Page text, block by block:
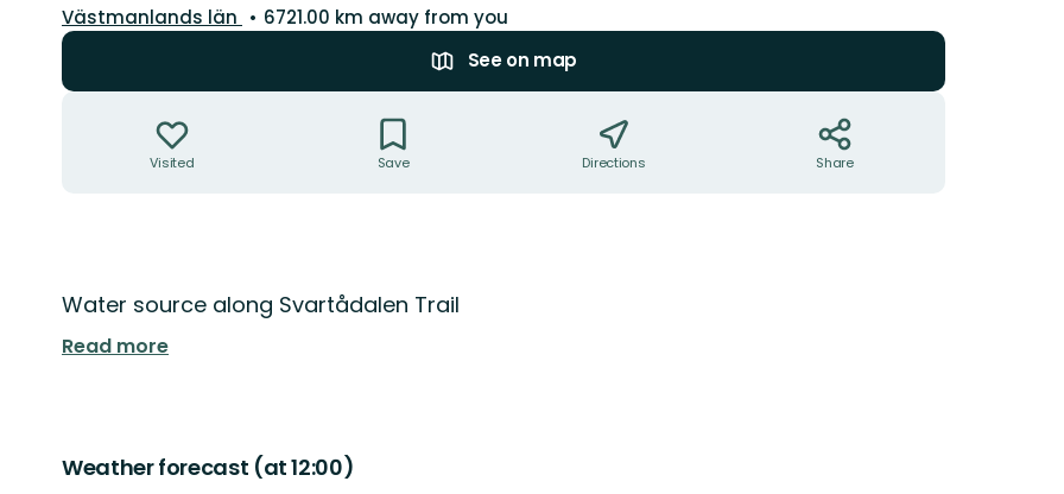
County:
Västmanlands län
6721.00 km away from you
See on map
Visited Save Directions Share
Description
Water source along Svartådalen Trail
Read more
Weather forecast (at 12:00)